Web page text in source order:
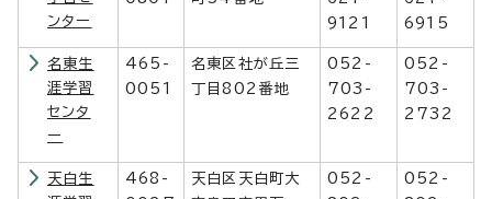
ンター
9121
6915
名東生
涯学習
センタ
ー
465-
0051
名東区社が丘三
丁目802番地
052-
703-
2622
052-
703-
2732
天白生
468-
天白区天白町大
052-
052-